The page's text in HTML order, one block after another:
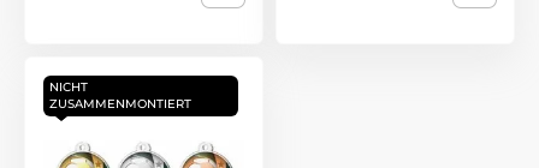
NICHT
ZUSAMMENMONTIERT